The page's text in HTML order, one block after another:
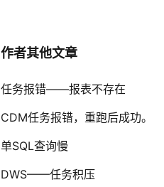
作者其他文章
任务报错——报表不存在
CDM任务报错，重跑后成功。
单SQL查询慢
DWS——任务积压